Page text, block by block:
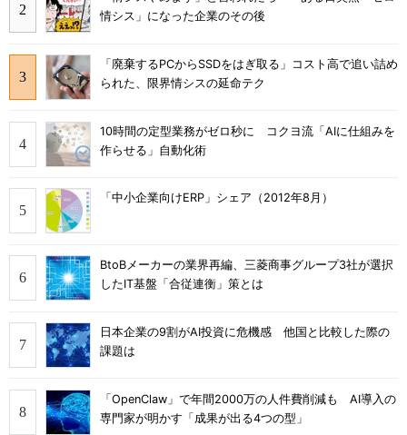
情シス」になった企業のその後
「廃棄するPCからSSDをはぎ取る」コスト高で追い詰め
られた、限界情シスの延命テク
10時間の定型業務がゼロ秒に コクヨ流「AIに仕組みを
作らせる」自動化術
「中小企業向けERP」シェア（2012年8月）
BtoBメーカーの業界再編、三菱商事グループ3社が選択
したIT基盤「合従連衡」策とは
日本企業の9割がAI投資に危機感 他国と比較した際の
課題は
「OpenClaw」で年間2000万の人件費削減も AI導入の
専門家が明かす「成果が出る4つの型」